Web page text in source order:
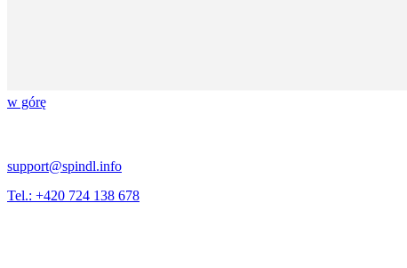
w górę
support@spindl.info
Tel.: +420 724 138 678